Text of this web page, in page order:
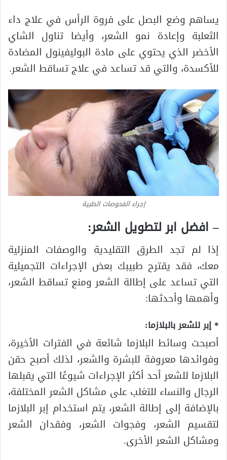
يساهم وضع البصل على فروة الرأس في علاج داء
الثعلبة وإعادة نمو الشعر، وأيضا تناول الشاي
الأخضر الذي يحتوي على مادة البوليفينول المضادة
للأكسدة، والتي قد تساعد في علاج تساقط الشعر.
إجراء الفحوصات الطبية
– افضل ابر لتطويل الشعر:
إذا لم تجد الطرق التقليدية والوصفات المنزلية
معك، فقد يقترح طبيبك بعض الإجراءات التجميلية
التي تساعد على إطالة الشعر ومنع تساقط الشعر،
وأهمها وأحدثها:
* إبر للشعر بالبلازما:
أصبحت وسائط البلازما شائعة في الفترات الأخيرة،
وفوائدها معروفة للبشرة والشعر، لذلك أصبح حقن
البلازما للشعر أحد أكثر الإجراءات شيوعًا التي يقبلها
الرجال والنساء للتغلب على مشاكل الشعر المختلفة،
بالإضافة إلى إطالة الشعر، يتم استخدام إبر البلازما
لتقسيم الشعر، وفجوات الشعر، وفقدان الشعر
ومشاكل الشعر الأخرى.